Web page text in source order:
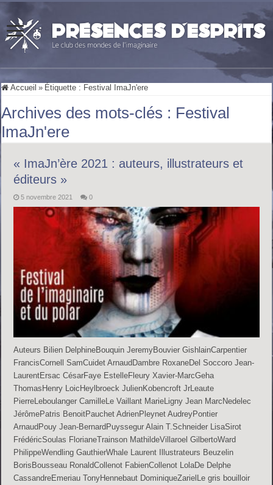
Accueil » Étiquette : Festival ImaJn'ere
Archives des mots-clés : Festival
ImaJn'ere
« ImaJn’ère 2021 : auteurs, illustrateurs et
éditeurs »
5 novembre 2021 0
Auteurs Bilien DelphineBouquin JeremyBouvier GishlainCarpentier
FrancisCornell SamCuidet ArnaudDambre RoxaneDel Soccoro Jean-
LaurentErsac CésarFaye EstelleFleury Xavier-MarcGeha
ThomasHenry LoicHeylbroeck JulienKobencroft JrLeaute
PierreLeboulanger CamilleLe Vaillant MarieLigny Jean MarcNedelec
JérômePatris BenoitPauchet AdrienPleynet AudreyPontier
ArnaudPouy Jean-BernardPuyssegur Alain T.Schneider LisaSirot
FrédéricSoulas FlorianeTrainson MathildeVillaroel GilbertoWard
PhilippeWendling GauthierWhale Laurent Illustrateurs Beuzelin
BorisBousseau RonaldCollenot FabienCollenot LolaDe Delphe
CassandreEmeriau TonyHennebaut DominiqueZarielLe gris bouilloir